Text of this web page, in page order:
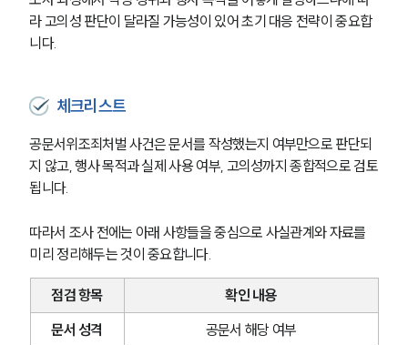
업무분야
구성원 소개
소식/자료
언론보도
공지사항
법률 블로그
법률서식
라 고의성 판단이 달라질 가능성이 있어 초기 대응 전략이 중요합
니다.
체크리스트
공문서위조죄처벌 사건은 문서를 작성했는지 여부만으로 판단되
지 않고, 행사 목적과 실제 사용 여부, 고의성까지 종합적으로 검토
됩니다.
따라서 조사 전에는 아래 사항들을 중심으로 사실관계와 자료를
미리 정리해두는 것이 중요합니다.
점검 항목
확인 내용
문서 성격
공문서 해당 여부